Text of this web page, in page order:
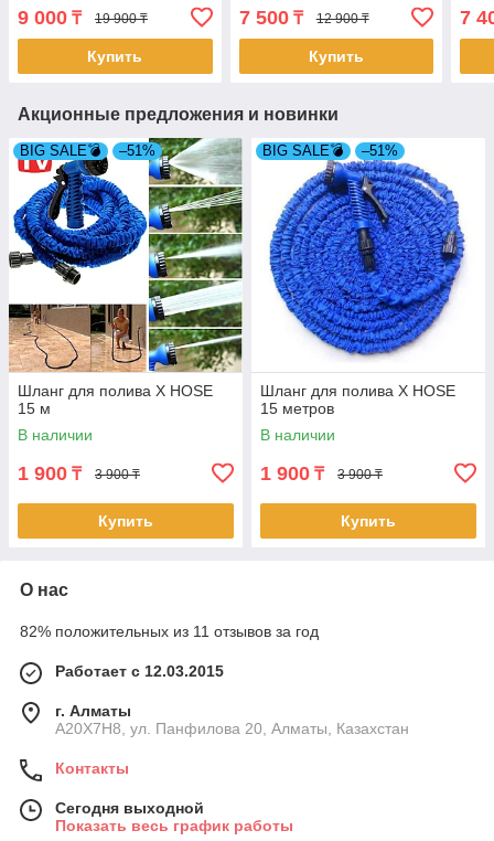
9 000 ₸ 19 900 ₸
Купить
7 500₸ 12 900 ₸
Купить
7
Акционные предложения и новинки
BIG SALE💣 –51%
Шланг для полива X HOSE
15 м
В наличии
1 900 ₸ 3 900 ₸
Купить
BIG SALE💣 –51%
Шланг для полива X HOSE
15 метров
В наличии
1 900 ₸ 3 900 ₸
Купить
О нас
82% положительных из 11 отзывов за год
Работает с 12.03.2015
г. Алматы
A20X7H8, ул. Панфилова 20, Алматы, Казахстан
Контакты
Сегодня выходной
Показать весь график работы